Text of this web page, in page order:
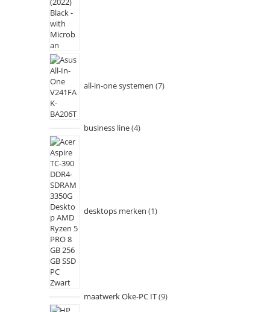
all-in-one systemen 7
business line 4
desktops merken 1
maatwerk Oke-PC IT 9